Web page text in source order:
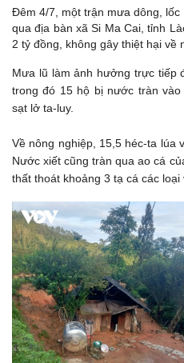
Đêm 4/7, một trận mưa dông,
qua địa bàn xã Si Ma Cai, tỉnh
2 tỷ đồng, không gây thiệt hại về
Mưa lũ làm ảnh hưởng trực tiếp
trong đó 15 hộ bị nước tràn
sạt lở ta-luy.
Về nông nghiệp, 15,5 héc-ta lúa
Nước xiết cũng tràn qua ao cá
thất thoát khoảng 3 tạ cá các loại